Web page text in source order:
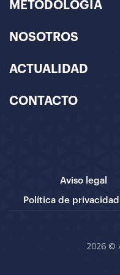
METODOLOGÍA
NOSOTROS
ACTUALIDAD
CONTACTO
Aviso legal
Política de privacidad
2026 ©